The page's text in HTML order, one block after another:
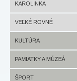
KAROLINKA
VEĽKÉ ROVNÉ
KULTÚRA
BYTČA
KAROLINKA
PAMIATKY A MÚZEÁ
BYTČA
ŠPORT